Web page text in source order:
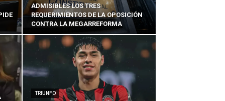
ADMISIBLES LOS TRES
REQUERIMIENTOS DE LA OPOSICIÓN
CONTRA LA MEGARREFORMA
TRIUNFO